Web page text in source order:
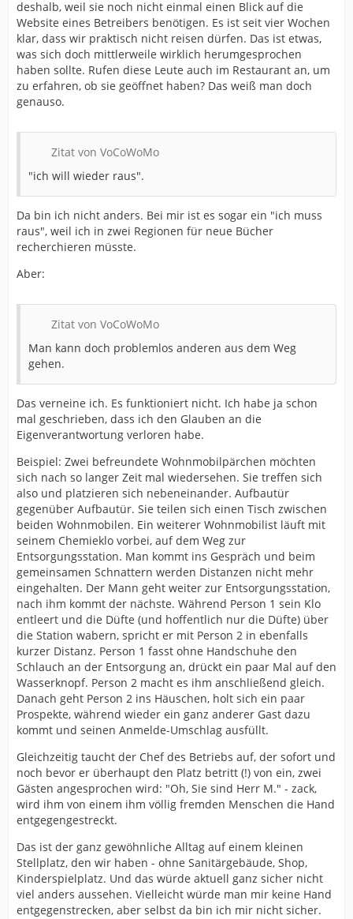
deshalb, weil sie noch nicht einmal einen Blick auf die
Website eines Betreibers benötigen. Es ist seit vier Wochen
klar, dass wir praktisch nicht reisen dürfen. Das ist etwas,
was sich doch mittlerweile wirklich herumgesprochen
haben sollte. Rufen diese Leute auch im Restaurant an, um
zu erfahren, ob sie geöffnet haben? Das weiß man doch
genauso.
Zitat von VoCoWoMo
"ich will wieder raus".
Da bin ich nicht anders. Bei mir ist es sogar ein "ich muss
raus", weil ich in zwei Regionen für neue Bücher
recherchieren müsste.
Aber:
Zitat von VoCoWoMo
Man kann doch problemlos anderen aus dem Weg
gehen.
Das verneine ich. Es funktioniert nicht. Ich habe ja schon
mal geschrieben, dass ich den Glauben an die
Eigenverantwortung verloren habe.
Beispiel: Zwei befreundete Wohnmobilpärchen möchten
sich nach so langer Zeit mal wiedersehen. Sie treffen sich
also und platzieren sich nebeneinander. Aufbautür
gegenüber Aufbautür. Sie teilen sich einen Tisch zwischen
beiden Wohnmobilen. Ein weiterer Wohnmobilist läuft mit
seinem Chemieklo vorbei, auf dem Weg zur
Entsorgungsstation. Man kommt ins Gespräch und beim
gemeinsamen Schnattern werden Distanzen nicht mehr
eingehalten. Der Mann geht weiter zur Entsorgungsstation,
nach ihm kommt der nächste. Während Person 1 sein Klo
entleert und die Düfte (und hoffentlich nur die Düfte) über
die Station wabern, spricht er mit Person 2 in ebenfalls
kurzer Distanz. Person 1 fasst ohne Handschuhe den
Schlauch an der Entsorgung an, drückt ein paar Mal auf den
Wasserknopf. Person 2 macht es ihm anschließend gleich.
Danach geht Person 2 ins Häuschen, holt sich ein paar
Prospekte, während wieder ein ganz anderer Gast dazu
kommt und seinen Anmelde-Umschlag ausfüllt.
Gleichzeitig taucht der Chef des Betriebs auf, der sofort und
noch bevor er überhaupt den Platz betritt (!) von ein, zwei
Gästen angesprochen wird: "Oh, Sie sind Herr M." - zack,
wird ihm von einem ihm völlig fremden Menschen die Hand
entgegengestreckt.
Das ist der ganz gewöhnliche Alltag auf einem kleinen
Stellplatz, den wir haben - ohne Sanitärgebäude, Shop,
Kinderspielplatz. Und das würde aktuell ganz sicher nicht
viel anders aussehen. Vielleicht würde man mir keine Hand
entgegenstrecken, aber selbst da bin ich mir nicht sicher.